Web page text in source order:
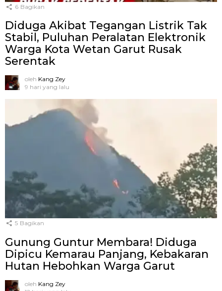
6 Bagikan
Diduga Akibat Tegangan Listrik Tak
Stabil, Puluhan Peralatan Elektronik
Warga Kota Wetan Garut Rusak
Serentak
oleh Kang Zey
9 hari yang lalu
5 Bagikan
Gunung Guntur Membara! Diduga
Dipicu Kemarau Panjang, Kebakaran
Hutan Hebohkan Warga Garut
oleh Kang Zey